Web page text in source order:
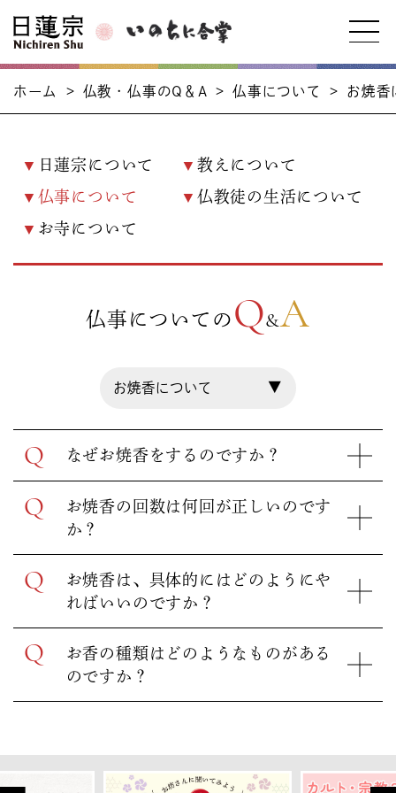
ホーム > 仏教・仏事のQ＆A > 仏事について > お焼香
日蓮宗について
教えについて
仏事について
仏教徒の生活について
お寺について
仏事についての Q&A
Q なぜお焼香をするのですか？
Q
お焼香の回数は何回が正しいのです
か？
Q
お焼香は、具体的にはどのようにや
ればいいのですか？
Q
お香の種類はどのようなものがある
のですか？